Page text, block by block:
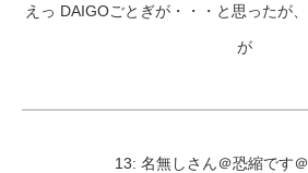
えっ DAIGOごとぎが・・・と思ったが
が
13: 名無しさん＠恐縮です